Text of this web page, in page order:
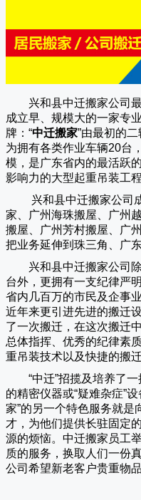
兴和县中迁搬家公司
成立早、规模大的一家专
牌：“中迁搬家”由最初的
为拥有各类作业车辆20台
模，是广东省内的最活跃
影响力的大型起重吊装工
兴和县中迁搬家公司
家、广州海珠搬屋、广州
搬屋、广州芳村搬屋、广
把业务延伸到珠三角、广
兴和县中迁搬家公司
台外，更拥有一支纪律严
省内几百万的市民及企事
近年来更引进先进的搬迁
了一次搬迁，在这次搬迁中
总体指挥、优秀的纪律素
重吊装技术以及快捷的搬
“中迁”招揽及培养了
的精密仪器或“疑难杂症”
家”的另一个特色服务就是
才，为他们提供长驻固定
源的烦恼。 中迁搬家员工
质的服务，换取人们一份
公司希望新老客户贵重物品